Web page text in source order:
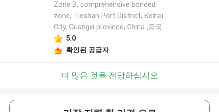
Zone B, comprehensive bonded
zone, Tieshan Port District, Beihai
City, Guangxi province, China ,중국
5.0
확인된 공급자
더 많은 것을 전망하십시오